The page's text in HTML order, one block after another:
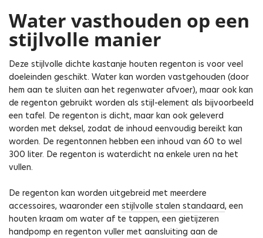
Water vasthouden op een
stijlvolle manier
Deze stijlvolle dichte kastanje houten regenton is voor veel
doeleinden geschikt. Water kan worden vastgehouden (door
hem aan te sluiten aan het regenwater afvoer), maar ook kan
de regenton gebruikt worden als stijl-element als bijvoorbeeld
een tafel. De regenton is dicht, maar kan ook geleverd
worden met deksel, zodat de inhoud eenvoudig bereikt kan
worden. De regentonnen hebben een inhoud van 60 to wel
300 liter. De regenton is waterdicht na enkele uren na het
vullen.
De regenton kan worden uitgebreid met meerdere
accessoires, waaronder een stijlvolle stalen standaard, een
houten kraam om water af te tappen, een gietijzeren
handpomp en regenton vuller met aansluiting aan de